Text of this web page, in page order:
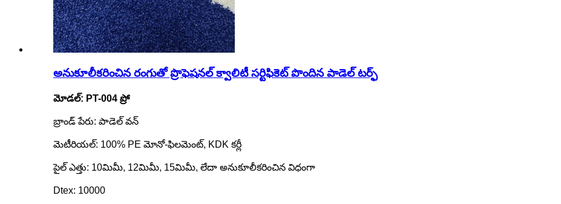
అనుకూలీకరించిన రంగుతో ప్రొఫెషనల్ క్వాలిటీ సర్టిఫికెట్ పొందిన పాడెల్ టర్ఫ్
మోడల్: PT-004 ప్రో
బ్రాండ్ పేరు: పాడెల్ వన్
మెటీరియల్: 100% PE మోనో-ఫిలమెంట్, KDK కర్లీ
పైల్ ఎత్తు: 10మిమీ, 12మిమీ, 15మిమీ, లేదా అనుకూలీకరించిన విధంగా
Dtex: 10000